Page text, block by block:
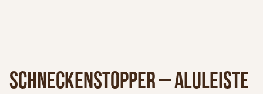
Schneckenstopper – Aluleiste